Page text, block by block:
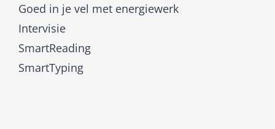
Goed in je vel met energiewerk
Intervisie
SmartReading
SmartTyping